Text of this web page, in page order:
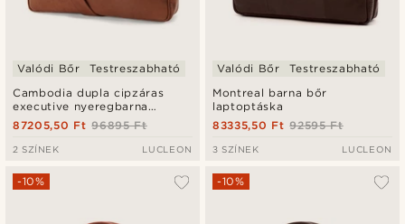
Cambodia dupla cipzáras
executive nyeregbarna
bőrtáska
Valódi Bőr Testreszabható
96895 Ft
87205,50 Ft
2 SZÍNEK LUCLEON
Montreal barna bőr
laptoptáska
Valódi Bőr Testreszabható
92595 Ft
83335,50 Ft
3 SZÍNEK LUCLEON
-10% -10%